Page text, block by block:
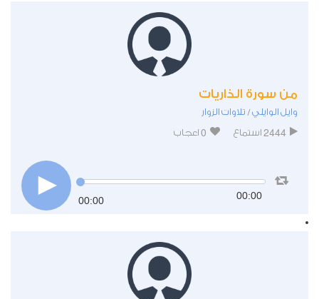
من سورة الذاريات
وايل الوايلي/ تلاوات الزوار
2444 استماع 0 اعجاب
00:00 00:00